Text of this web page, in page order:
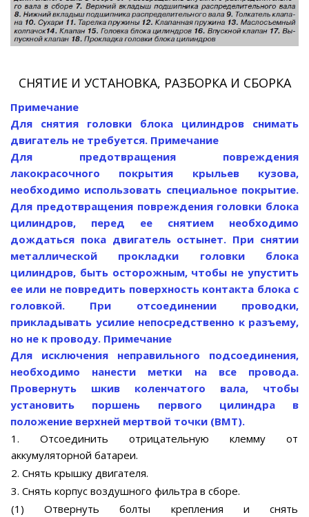
СНЯТИЕ И УСТАНОВКА, РАЗБОРКА И СБОРКА
Примечание
Для снятия головки блока цилиндров снимать
двигатель не требуется. Примечание
Для предотвращения повреждения
лакокрасочного покрытия крыльев кузова,
необходимо использовать специальное покрытие.
Для предотвращения повреждения головки блока
цилиндров, перед ее снятием необходимо
дождаться пока двигатель остынет. При снятии
металлической прокладки головки блока
цилиндров, быть осторожным, чтобы не упустить
ее или не повредить поверхность контакта блока с
головкой. При отсоединении проводки,
прикладывать усилие непосредственно к разъему,
но не к проводу. Примечание
Для исключения неправильного подсоединения,
необходимо нанести метки на все провода.
Провернуть шкив коленчатого вала, чтобы
установить поршень первого цилиндра в
положение верхней мертвой точки (ВМТ).
1. Отсоединить отрицательную клемму от
аккумуляторной батареи.
2. Снять крышку двигателя.
3. Снять корпус воздушного фильтра в сборе.
(1) Отвернуть болты крепления и снять